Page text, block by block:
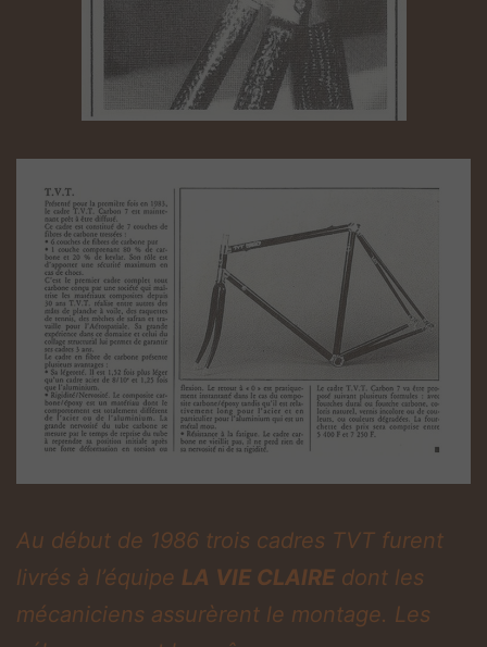
Au début de 1986 trois cadres TVT furent
livrés à l’équipe LA VIE CLAIRE dont les
mécaniciens assurèrent le montage. Les